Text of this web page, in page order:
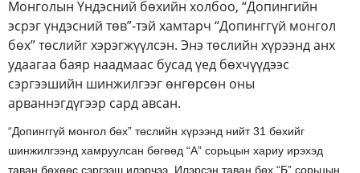
Монголын Үндэсний бөхийн холбоо, “Допингийн
эсрэг үндэсний төв”-тэй хамтарч “Допинггүй монгол
бөх” төслийг хэрэгжүүлсэн. Энэ төслийн хүрээнд анх
удаагаа баяр наадмаас бусад үед бөхчүүдээс
сэргээшийн шинжилгээг өнгөрсөн оны
арваннэгдүгээр сард авсан.
“Допинггүй монгол бөх” төслийн хүрээнд нийт 31 бөхийг
шинжилгээнд хамруулсан бөгөөд “А” сорьцын хариу ирэхэд
таван бөхөөс сэргээш илэрчээ. Илэрсэн таван бөх “Б” сорьцын